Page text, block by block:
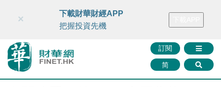
財華智庫網 FINTV FINMETA 財華證券 媒體矩陣
訂閱
简
×
下載財華財經APP
把握投資先機